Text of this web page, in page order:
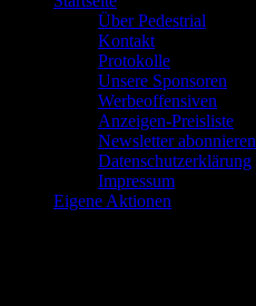
Über Pedestrial
Kontakt
Protokolle
Unsere Sponsoren
Werbeoffensiven
Anzeigen-Preisliste
Newsletter abonnieren
Datenschutzerklärung
Impressum
Eigene Aktionen